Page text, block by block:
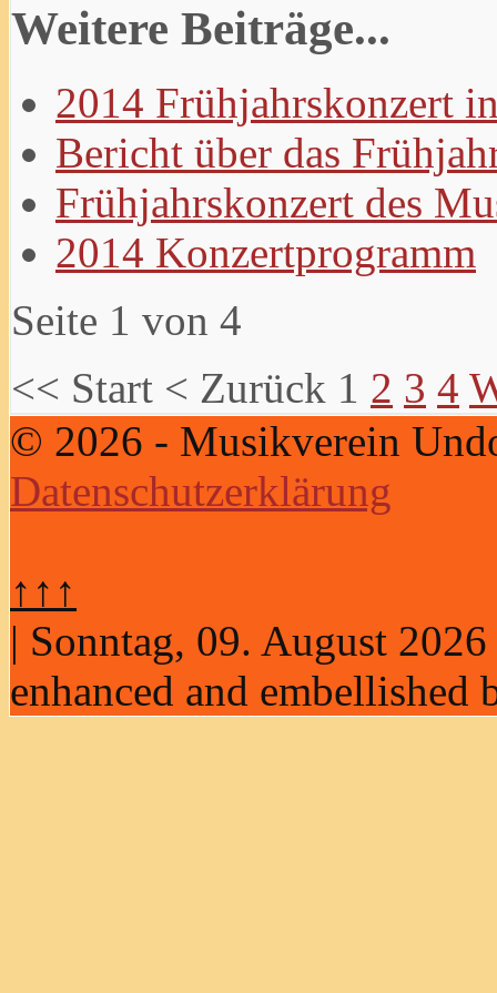
Weitere Beiträge...
2014 Frühjahrskonzert
Bericht über das
Frühjahrskonzert des
2014 Konzertprogramm
Seite 1 von 4
<< Start < Zurück 1 2 3 4
© 2026 - Musikverein
Datenschutzerklärung
↑↑↑
| Sonntag, 09. August
enhanced and embellished